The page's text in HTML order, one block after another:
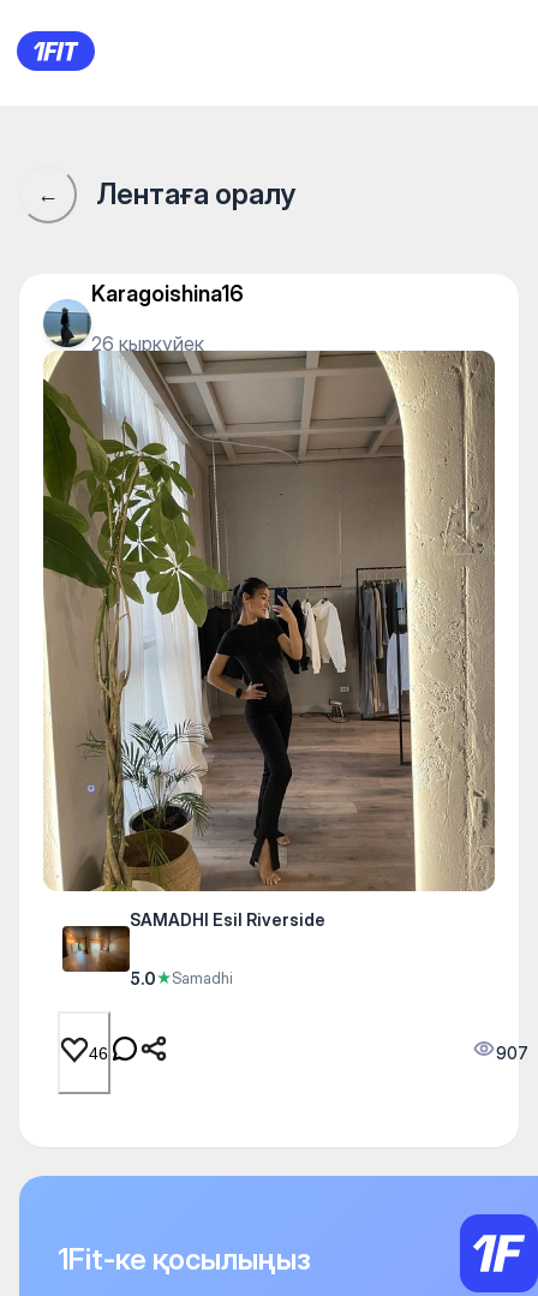
SAMADHI Esil Riverside —
← Лентаға оралу
Karagoishina16
26 қыркүйек
SAMADHI Esil Riverside
5.0★Samadhi
46 907
1Fit-ке қосылыңыз